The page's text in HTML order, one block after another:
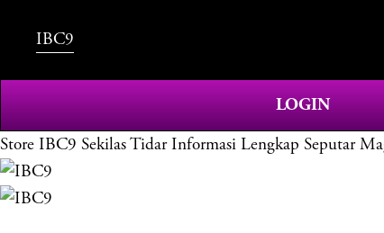
IBC9
LOGIN
Store IBC9 Sekilas Tidar Informasi Lengkap Seputar